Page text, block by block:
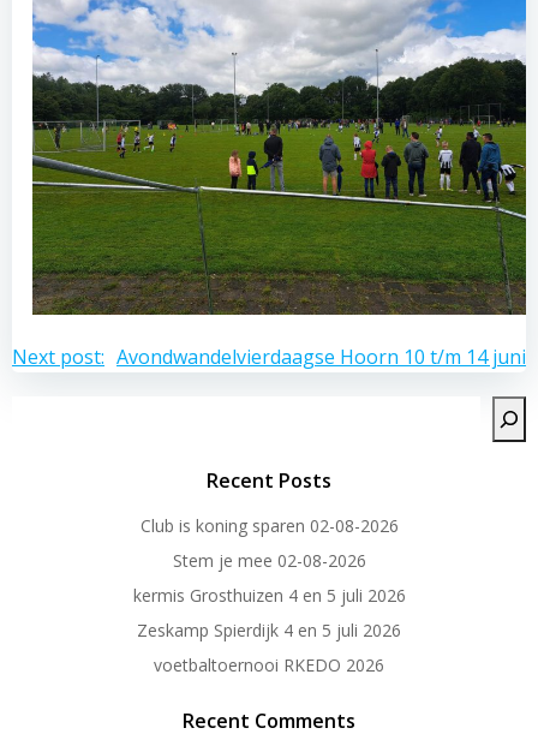
Bericht
Next post: Avondwandelvierdaagse Hoorn 10 t/m 14 juni
Recent Posts
Club is koning sparen 02-08-2026
Stem je mee 02-08-2026
kermis Grosthuizen 4 en 5 juli 2026
Zeskamp Spierdijk 4 en 5 juli 2026
voetbaltoernooi RKEDO 2026
Recent Comments